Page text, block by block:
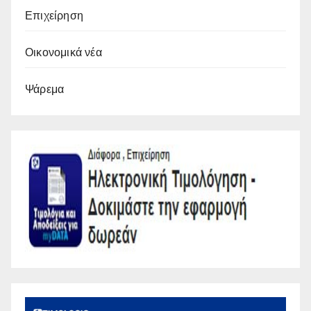
Επιχείρηση
Οικονομικά νέα
Ψάρεμα